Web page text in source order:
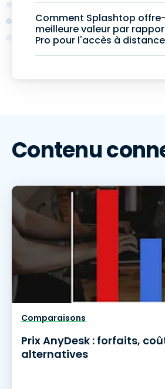
Comment Splashtop
meilleure valeur par
Pro pour l'accès à
Contenu
Comparaisons
Prix AnyDesk : forfaits,
alternatives